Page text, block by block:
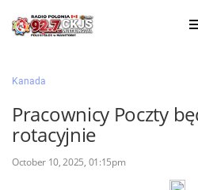
Ogłoś się
Działy
Kanada
Pracownicy Poczty
rotacyjnie
October 10, 2025, 01:15pm